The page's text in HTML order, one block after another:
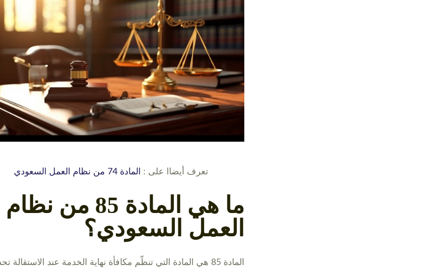
تعرف أيضاا على : المادة 74 من نظام العمل السعودي
ما هي المادة 85 من نظام
العمل السعودي؟
المادة 85 هي المادة التي تنظّم مكافأة نهاية الخدمة عند الاستقالة